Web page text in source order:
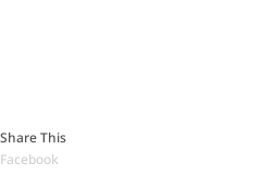
Share This
Facebook